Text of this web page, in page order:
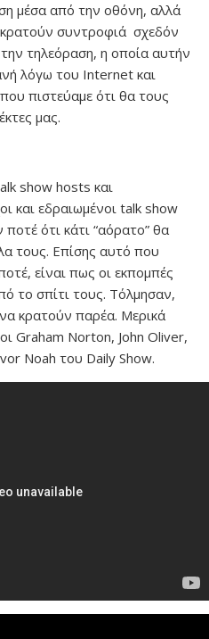
μέσα από την οθόνη, αλλά
συντροφιά σχεδόν
τηλεόραση, η οποία αυτήν
λόγω του Internet και
πιστεύαμε ότι θα τους
μας.
show hosts και
και εδραιωμένοι talk show
ότι κάτι “αόρατο” θα
τους. Επίσης αυτό που
είναι πως οι εκπομπές
το σπίτι τους. Τόλμησαν,
κρατούν παρέα. Μερικά
Graham Norton, John Oliver,
Noah του Daily Show.